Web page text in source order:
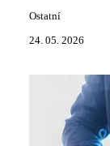
Ostatní
24. 05. 2026